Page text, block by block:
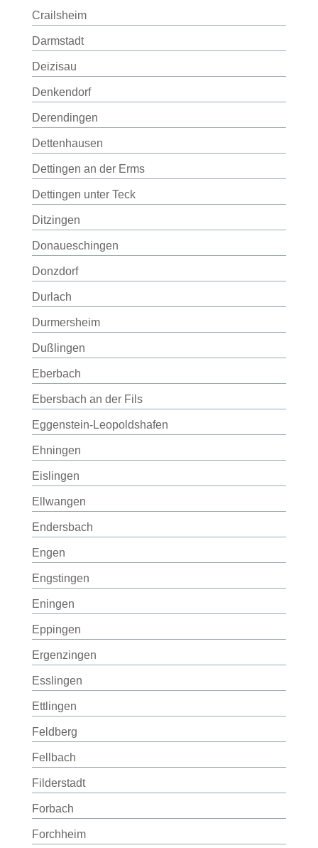
Crailsheim
Darmstadt
Deizisau
Denkendorf
Derendingen
Dettenhausen
Dettingen an der Erms
Dettingen unter Teck
Ditzingen
Donaueschingen
Donzdorf
Durlach
Durmersheim
Dußlingen
Eberbach
Ebersbach an der Fils
Eggenstein-Leopoldshafen
Ehningen
Eislingen
Ellwangen
Endersbach
Engen
Engstingen
Eningen
Eppingen
Ergenzingen
Esslingen
Ettlingen
Feldberg
Fellbach
Filderstadt
Forbach
Forchheim